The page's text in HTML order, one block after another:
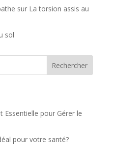
sur La torsion assis au
sol
Rechercher
Essentielle pour Gérer le
pour votre santé?